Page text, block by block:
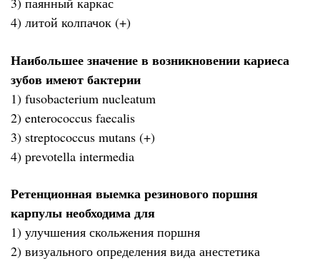
4) литой колпачок (+)
Наибольшее значение в возникновении кариеса
зубов имеют бактерии
1) fusobacterium nucleatum
2) enterococcus faecalis
3) streрtococcus mutans (+)
4) рrevotella intermedia
Ретенционная выемка резинового поршня
карпулы необходима для
1) улучшения скольжения поршня
2) визуального определения вида анестетика